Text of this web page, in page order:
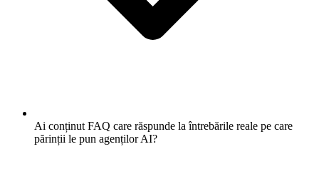
Ai conținut FAQ care răspunde la întrebările reale pe care
părinții le pun agenților AI?